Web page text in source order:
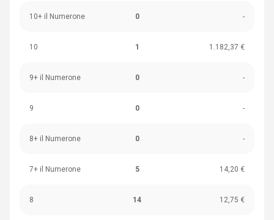
10+ il Numerone 0 -
10 1 1.182,37 €
9+ il Numerone 0 -
9 0 -
8+ il Numerone 0 -
7+ il Numerone 5 14,20 €
8 14 12,75 €